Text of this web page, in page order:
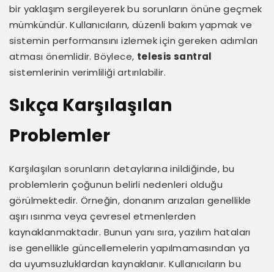
bir yaklaşım sergileyerek bu sorunların önüne geçmek
mümkündür. Kullanıcıların, düzenli bakım yapmak ve
sistemin performansını izlemek için gereken adımları
atması önemlidir. Böylece, telesis santral
sistemlerinin verimliliği artırılabilir.
Sıkça Karşılaşılan
Problemler
Karşılaşılan sorunların detaylarına inildiğinde, bu
problemlerin çoğunun belirli nedenleri olduğu
görülmektedir. Örneğin, donanım arızaları genellikle
aşırı ısınma veya çevresel etmenlerden
kaynaklanmaktadır. Bunun yanı sıra, yazılım hataları
ise genellikle güncellemelerin yapılmamasından ya
da uyumsuzluklardan kaynaklanır. Kullanıcıların bu